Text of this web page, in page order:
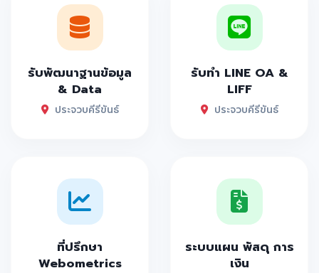
รับพัฒนาฐานข้อมูล
& Data
ประจวบคีรีขันธ์
รับทำ LINE OA &
LIFF
ประจวบคีรีขันธ์
ที่ปรึกษา
Webometrics
ระบบแผน พัสดุ การ
เงิน